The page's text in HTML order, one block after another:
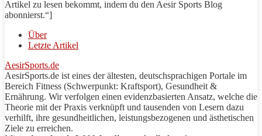
Artikel zu lesen bekommt, indem du den Aesir Sports Blog
abonnierst.“]
Über
Letzte Artikel
AesirSports.de
AesirSports.de ist eines der ältesten, deutschsprachigen Portale im
Bereich Fitness (Schwerpunkt: Kraftsport), Gesundheit &
Ernährung. Wir verfolgen einen evidenzbasierten Ansatz, welche die
Theorie mit der Praxis verknüpft und tausenden von Lesern dazu
verhilft, ihre gesundheitlichen, leistungsbezogenen und ästhetischen
Ziele zu erreichen.